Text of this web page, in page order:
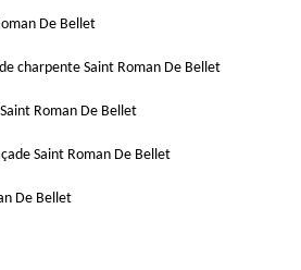
De Bellet
charpente Saint Roman De Bellet
Roman De Bellet
Saint Roman De Bellet
De Bellet